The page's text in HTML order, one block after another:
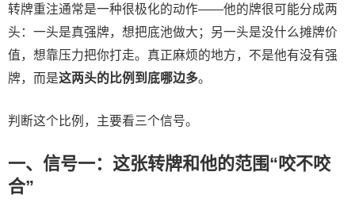
转牌重注通常是一种很极化的动作——他的牌很可能分成两
头：一头是真强牌，想把底池做大；另一头是没什么摊牌价
值，想靠压力把你打走。真正麻烦的地方，不是他有没有强
牌，而是这两头的比例到底哪边多。
判断这个比例，主要看三个信号。
一、信号一：这张转牌和他的范围“咬不咬
合”